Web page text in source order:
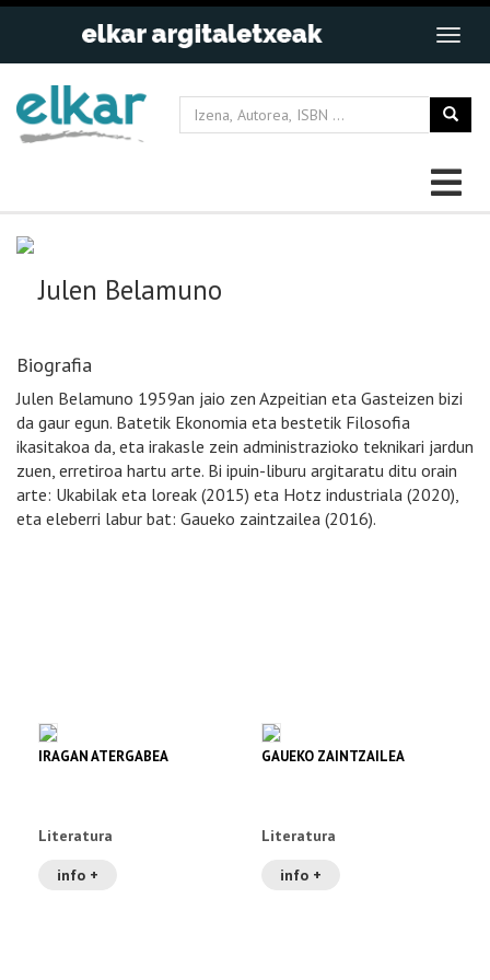
Julen Belamuno
Biografia
Julen Belamuno 1959an jaio zen Azpeitian eta Gasteizen bizi
da gaur egun. Batetik Ekonomia eta bestetik Filosofia
ikasitakoa da, eta irakasle zein administrazioko teknikari jardun
zuen, erretiroa hartu arte. Bi ipuin-liburu argitaratu ditu orain
arte: Ukabilak eta loreak (2015) eta Hotz industriala (2020),
eta eleberri labur bat: Gaueko zaintzailea (2016).
IRAGAN ATERGABEA
Literatura
info +
GAUEKO ZAINTZAILEA
Literatura
info +